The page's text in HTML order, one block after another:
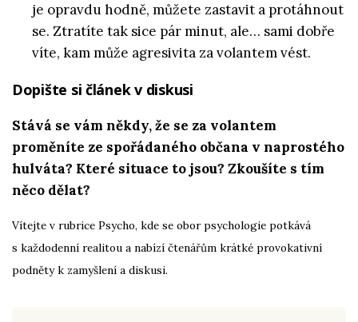
je opravdu hodně, můžete zastavit a protáhnout
se. Ztratíte tak sice pár minut, ale… sami dobře
víte, kam může agresivita za volantem vést.
Dopište si článek v diskusi
Stává se vám někdy, že se za volantem
proměníte ze spořádaného občana v naprostého
hulváta? Které situace to jsou? Zkoušíte s tím
něco dělat?
Vítejte v rubrice Psycho, kde se obor psychologie potkává
s každodenní realitou a nabízí čtenářům krátké provokativní
podněty k zamyšlení a diskusi.